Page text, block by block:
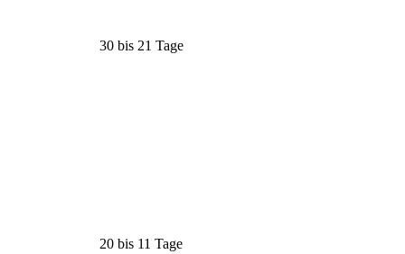
30 bis 21 Tage
20 bis 11 Tage